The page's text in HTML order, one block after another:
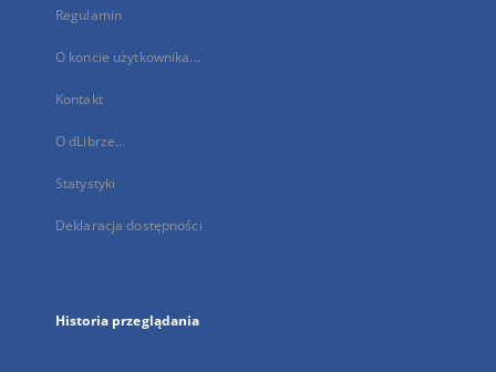
Regulamin
O koncie użytkownika...
Kontakt
O dLibrze...
Statystyki
Deklaracja dostępności
Historia przeglądania